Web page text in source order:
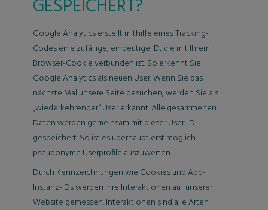
GESPEICHERT?
Google Analytics erstellt mithilfe eines Tracking-
Codes eine zufällige, eindeutige ID, die mit Ihrem
Browser-Cookie verbunden ist. So erkennt Sie
Google Analytics als neuen User. Wenn Sie das
nächste Mal unsere Seite besuchen, werden Sie als
„wiederkehrender“ User erkannt. Alle gesammelten
Daten werden gemeinsam mit dieser User-ID
gespeichert. So ist es überhaupt erst möglich
pseudonyme Userprofile auszuwerten.
Durch Kennzeichnungen wie Cookies und App-
Instanz-IDs werden Ihre Interaktionen auf unserer
Website gemessen. Interaktionen sind alle Arten